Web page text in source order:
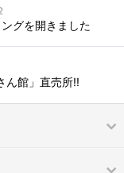
グを開きました
ん館」直売所!!